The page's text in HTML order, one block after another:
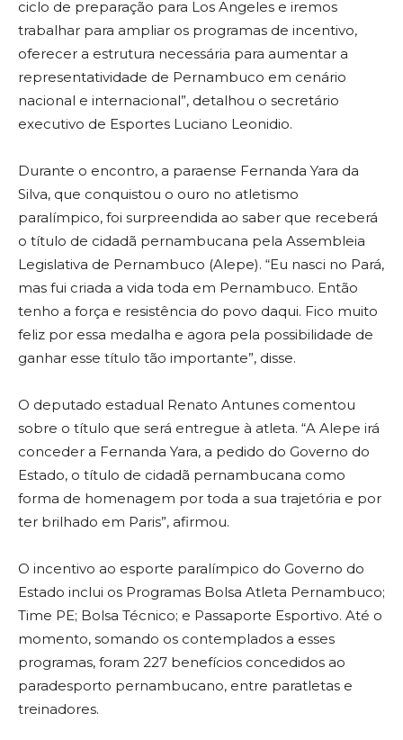
ciclo de preparação para Los Angeles e iremos
trabalhar para ampliar os programas de incentivo,
oferecer a estrutura necessária para aumentar a
representatividade de Pernambuco em cenário
nacional e internacional”, detalhou o secretário
executivo de Esportes Luciano Leonidio.
Durante o encontro, a paraense Fernanda Yara da
Silva, que conquistou o ouro no atletismo
paralímpico, foi surpreendida ao saber que receberá
o título de cidadã pernambucana pela Assembleia
Legislativa de Pernambuco (Alepe). “Eu nasci no Pará,
mas fui criada a vida toda em Pernambuco. Então
tenho a força e resistência do povo daqui. Fico muito
feliz por essa medalha e agora pela possibilidade de
ganhar esse título tão importante”, disse.
O deputado estadual Renato Antunes comentou
sobre o título que será entregue à atleta. “A Alepe irá
conceder a Fernanda Yara, a pedido do Governo do
Estado, o título de cidadã pernambucana como
forma de homenagem por toda a sua trajetória e por
ter brilhado em Paris”, afirmou.
O incentivo ao esporte paralímpico do Governo do
Estado inclui os Programas Bolsa Atleta Pernambuco;
Time PE; Bolsa Técnico; e Passaporte Esportivo. Até o
momento, somando os contemplados a esses
programas, foram 227 benefícios concedidos ao
paradesporto pernambucano, entre paratletas e
treinadores.